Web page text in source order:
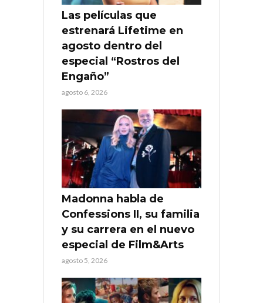
Las películas que
estrenará Lifetime en
agosto dentro del
especial “Rostros del
Engaño”
agosto 6, 2026
Madonna habla de
Confessions II, su familia
y su carrera en el nuevo
especial de Film&Arts
agosto 5, 2026